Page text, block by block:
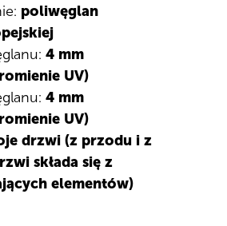
poliwęglan
4 mm
UV)
4 mm
UV)
drzwi (z przodu i z
składa się z
elementów)